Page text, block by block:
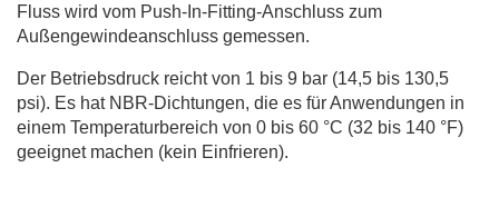
Fluss wird vom Push-In-Fitting-Anschluss zum
Außengewindeanschluss gemessen.
Der Betriebsdruck reicht von 1 bis 9 bar (14,5 bis 130,5
psi). Es hat NBR-Dichtungen, die es für Anwendungen in
einem Temperaturbereich von 0 bis 60 °C (32 bis 140 °F)
geeignet machen (kein Einfrieren).